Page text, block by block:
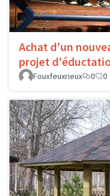
Achat d'un
projet
Fouxfeuxrieux
0 0